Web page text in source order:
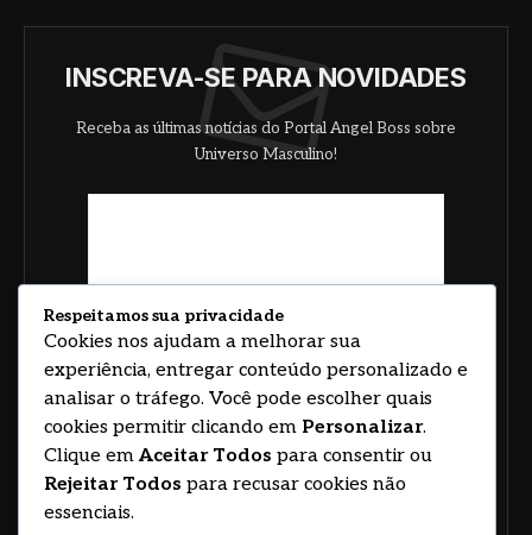
INSCREVA-SE PARA NOVIDADES
Receba as últimas notícias do Portal Angel Boss sobre
Universo Masculino!
Respeitamos sua privacidade
Cookies nos ajudam a melhorar sua
experiência, entregar conteúdo personalizado e
analisar o tráfego. Você pode escolher quais
cookies permitir clicando em Personalizar.
Clique em Aceitar Todos para consentir ou
Rejeitar Todos para recusar cookies não
essenciais.